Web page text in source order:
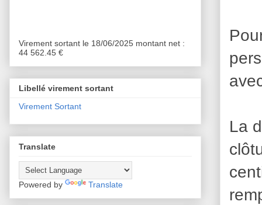
La
Virement sortant le 18/06/2025 montant net :
44 562.45 €
Libellé virement sortant
Virement Sortant
Translate
Powered by Translate